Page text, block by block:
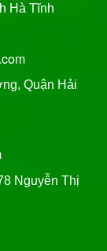
Hà Tĩnh
Quận Hải
Nguyễn Thị